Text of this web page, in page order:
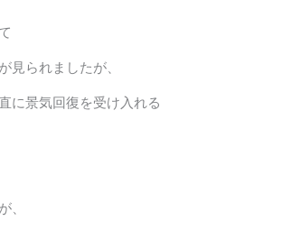
見られましたが、
に景気回復を受け入れる
、